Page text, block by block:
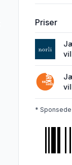
Priser
*